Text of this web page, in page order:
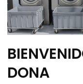
DONA